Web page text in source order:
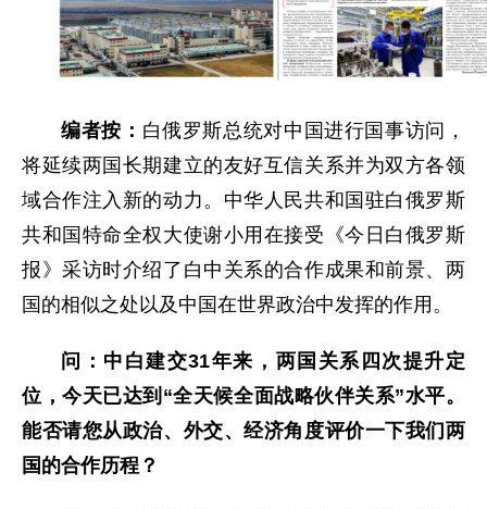
编者按： 白俄罗斯总统对中国进行国事访问，
将延续两国长期建立的友好互信关系并为双方各领
域合作注入新的动力。中华人民共和国驻白俄罗斯
共和国特命全权大使谢小用在接受《今日白俄罗斯
报》采访时介绍了白中关系的合作成果和前景、两
国的相似之处以及中国在世界政治中发挥的作用。
问：中白建交31年来，两国关系四次提升定
位，今天已达到“全天候全面战略伙伴关系”水平。
能否请您从政治、外交、经济角度评价一下我们两
国的合作历程？